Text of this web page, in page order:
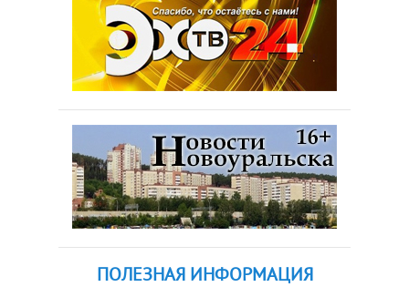
ПОЛЕЗНАЯ ИНФОРМАЦИЯ